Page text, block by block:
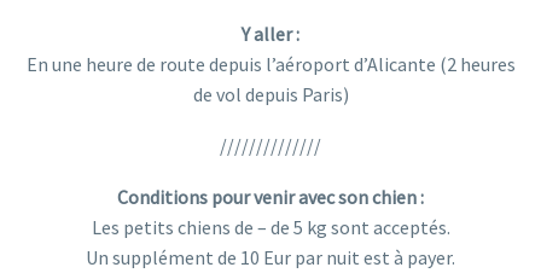
Y aller :
En une heure de route depuis l’aéroport d’Alicante (2 heures
de vol depuis Paris)
//////////////
Conditions pour venir avec son chien :
Les petits chiens de – de 5 kg sont acceptés.
Un supplément de 10 Eur par nuit est à payer.